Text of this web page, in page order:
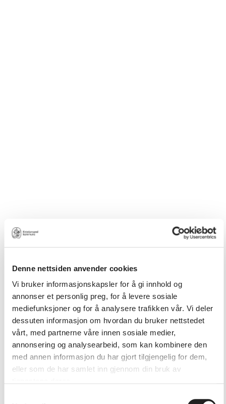
Denne nettsiden anvender cookies
Vi bruker informasjonskapsler for å gi innhold og
annonser et personlig preg, for å levere sosiale
mediefunksjoner og for å analysere trafikken vår. Vi deler
dessuten informasjon om hvordan du bruker nettstedet
vårt, med partnerne våre innen sosiale medier,
annonsering og analysearbeid, som kan kombinere den
med annen informasjon du har gjort tilgjengelig for dem,
eller som de har samlet inn gjennom din bruk av